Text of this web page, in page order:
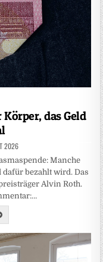
das Geld
2026
Manche
bezahlt wird. Das
Alvin Roth.